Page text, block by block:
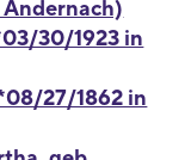
30/1923 in
27/1862 in